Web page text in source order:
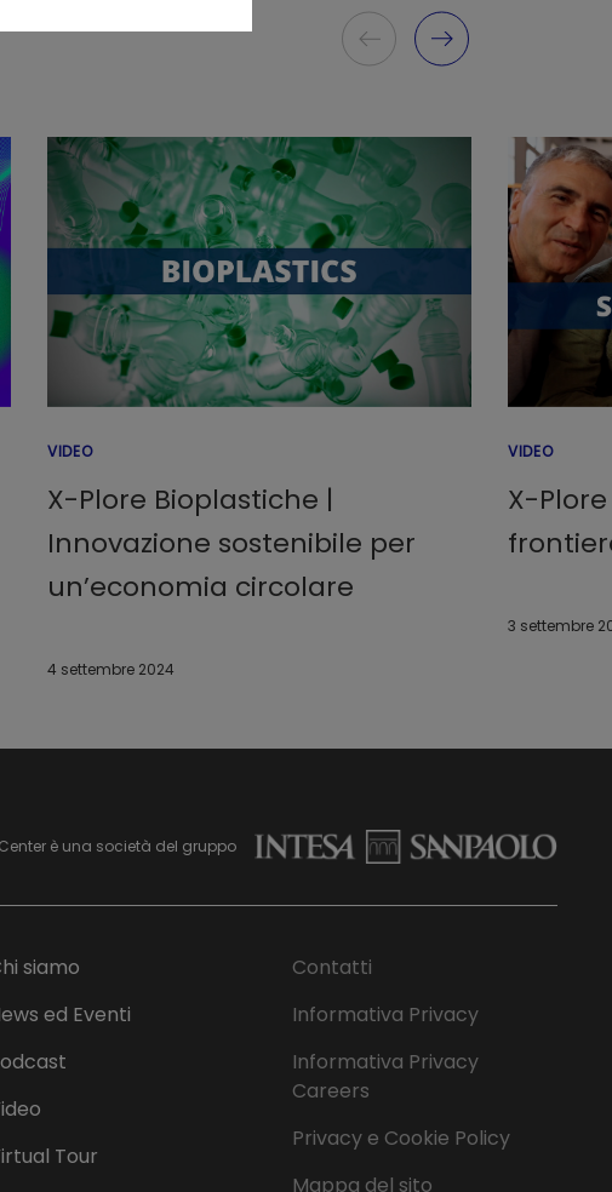
VIDEO
X-Plore Bioplastiche |
Innovazione sostenibile per
un’economia circolare
4 settembre 2024
VIDEO
X-Plore
3 settembre
è una società del gruppo
siamo
ed Eventi
Tour
Contatti
Informativa Privacy
Informativa Privacy
Careers
Privacy e Cookie Policy
Mappa del sito